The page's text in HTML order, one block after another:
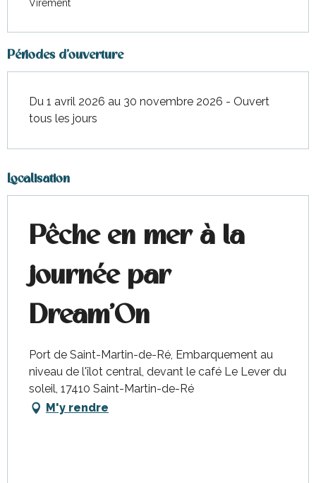
Virement
Périodes d'ouverture
Du 1 avril 2026 au 30 novembre 2026 - Ouvert
tous les jours
Localisation
Pêche en mer à la
journée par
Dream'On
Port de Saint-Martin-de-Ré, Embarquement au
niveau de l'îlot central, devant le café Le Lever du
soleil, 17410 Saint-Martin-de-Ré
M'y rendre